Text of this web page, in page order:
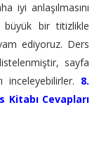
iyi anlaşılmasını
büyük bir titizlikle
ediyoruz. Ders
sayfa
inceleyebilirler. 8.
Kitabı Cevapları